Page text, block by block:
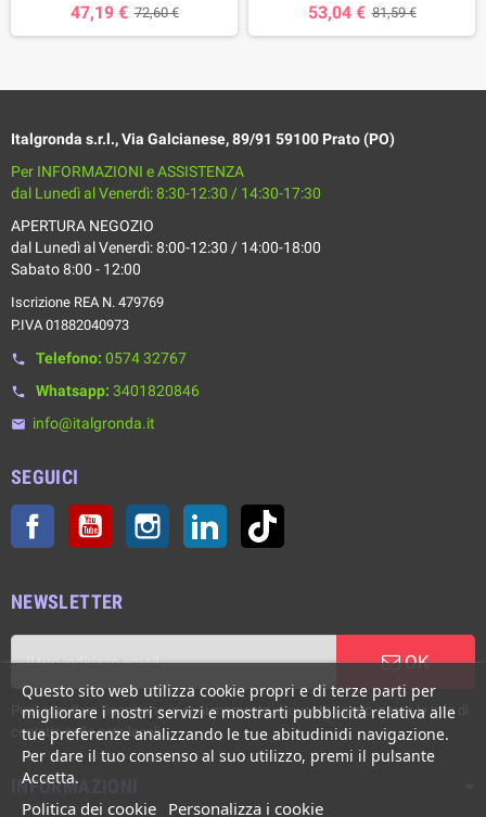
47,19 € 72,60 € 53,04 € 81,59 €
Italgronda s.r.l., Via Galcianese, 89/91 59100 Prato (PO)
Per INFORMAZIONI e ASSISTENZA
dal Lunedì al Venerdì: 8:30-12:30 / 14:30-17:30
APERTURA NEGOZIO
dal Lunedì al Venerdì: 8:00-12:30 / 14:00-18:00
Sabato 8:00 - 12:00
Iscrizione REA N. 479769
P.IVA 01882040973
phone Telefono: 0574 32767
phone Whatsapp: 3401820846
email info@italgronda.it
SEGUICI
Facebook YouTube Instagram LinkedIn
NEWSLETTER
OK
Puoi annullare l'iscrizione in ogni momento. A questo scopo, cerca le info di
contatto nelle note legali.
INFORMAZIONI
Questo sito web utilizza cookie propri e di terze parti per
migliorare i nostri servizi e mostrarti pubblicità relativa alle
tue preferenze analizzando le tue abitudinidi navigazione.
Per dare il tuo consenso al suo utilizzo, premi il pulsante
Accetta.
Politica dei cookie Personalizza i cookie